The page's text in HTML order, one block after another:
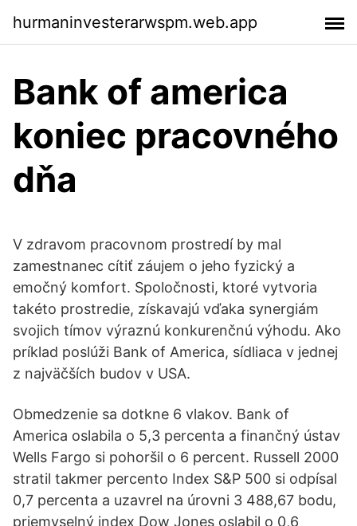
hurmaninvesterarwspm.web.app
Bank of america
koniec pracovného
dňa
V zdravom pracovnom prostredí by mal
zamestnanec cítiť záujem o jeho fyzický a
emočný komfort. Spoločnosti, ktoré vytvoria
takéto prostredie, získavajú vďaka synergiám
svojich tímov výraznú konkurenčnú výhodu. Ako
príklad poslúži Bank of America, sídliaca v jednej
z najväčších budov v USA.
Obmedzenie sa dotkne 6 vlakov. Bank of
America oslabila o 5,3 percenta a finančný ústav
Wells Fargo si pohoršil o 6 percent. Russell 2000
stratil takmer percento Index S&P 500 si odpísal
0,7 percenta a uzavrel na úrovni 3 488,67 bodu,
priemyselný index Dow Jones oslabil o 0,6